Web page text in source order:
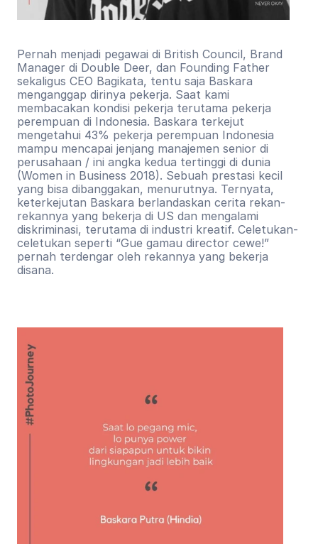
Pernah menjadi pegawai di British Council, Brand
Manager di Double Deer, dan Founding Father
sekaligus CEO Bagikata, tentu saja Baskara
menganggap dirinya pekerja. Saat kami
membacakan kondisi pekerja terutama pekerja
perempuan di Indonesia. Baskara terkejut
mengetahui 43% pekerja perempuan Indonesia
mampu mencapai jenjang manajemen senior di
perusahaan / ini angka kedua tertinggi di dunia
(Women in Business 2018). Sebuah prestasi kecil
yang bisa dibanggakan, menurutnya. Ternyata,
keterkejutan Baskara berlandaskan cerita rekan-
rekannya yang bekerja di US dan mengalami
diskriminasi, terutama di industri kreatif. Celetukan-
celetukan seperti “Gue gamau director cewe!”
pernah terdengar oleh rekannya yang bekerja
disana.